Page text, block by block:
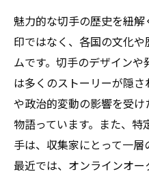
魅力的な切手の歴史を紐
印ではなく、各国の文化
ムです。切手のデザイン
は多くのストーリーが隠
や政治的変動の影響を受
物語っています。また、
手は、収集家にとって一層
最近では、オンラインオ